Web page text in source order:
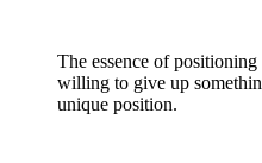
The essence of
willing to give up
unique position.